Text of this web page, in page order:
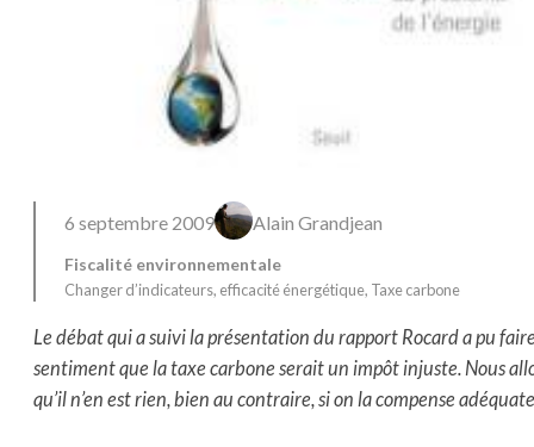
6 septembre 2009 Alain Grandjean
Fiscalité environnementale
Changer d’indicateurs, efficacité énergétique, Taxe carbone
Le débat qui a suivi la présentation du rapport Rocard a pu
sentiment que la taxe carbone serait un impôt injuste. Nous
qu’il n’en est rien, bien au contraire, si on la compense